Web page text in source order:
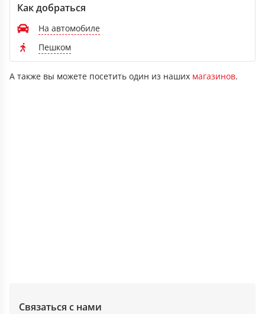
Как добраться
На автомобиле
Пешком
А также вы можете посетить один из наших магазинов.
Связаться с нами